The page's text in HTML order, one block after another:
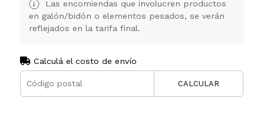
Las encomiendas que involucren productos
en galón/bidón o elementos pesados, se verán
reflejados en la tarifa final.
Calculá el costo de envío
CALCULAR